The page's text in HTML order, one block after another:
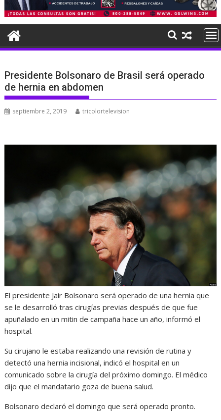
Presidente Bolsonaro de Brasil será operado
de hernia en abdomen
septiembre 2, 2019 tricolortelevision
El presidente Jair Bolsonaro será operado de una hernia que
se le desarrolló tras cirugías previas después de que fue
apuñalado en un mitin de campaña hace un año, informó el
hospital.
Su cirujano le estaba realizando una revisión de rutina y
detectó una hernia incisional, indicó el hospital en un
comunicado sobre la cirugía del próximo domingo. El médico
dijo que el mandatario goza de buena salud.
Bolsonaro declaró el domingo que será operado pronto.